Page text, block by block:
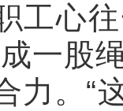
工心
一股
力。“